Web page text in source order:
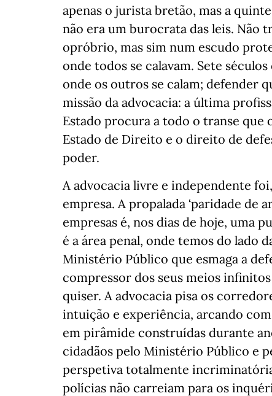
apenas o jurista bretão, mas a
não era um burocrata das leis. Não
opróbrio, mas sim num escudo
onde todos se calavam. Sete
onde os outros se calam; defender
missão da advocacia: a última
Estado procura a todo o transe que
Estado de Direito e o direito de
poder.
A advocacia livre e independente
empresa. A propalada ‘paridade de
empresas é, nos dias de hoje, uma
é a área penal, onde temos do lado
Ministério Público que esmaga a
compressor dos seus meios
quiser. A advocacia pisa os
intuição e experiência, arcando
em pirâmide construídas durante
cidadãos pelo Ministério Público e
perspetiva totalmente
polícias não carreiam para os